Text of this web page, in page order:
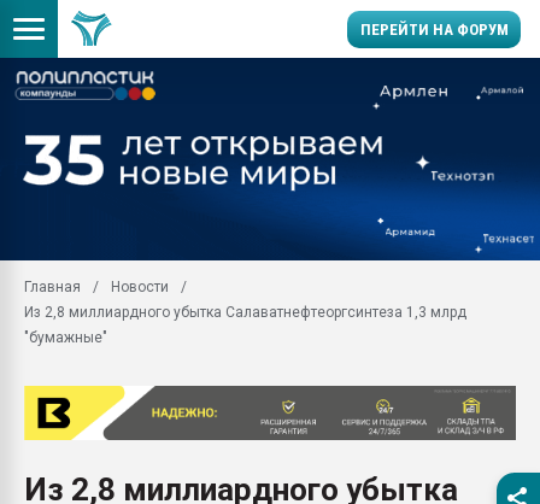
ПЕРЕЙТИ НА ФОРУМ
производство SPC
заводу пластмасс"
28.07.2026
первый план в
28.07.2026
Главная
Новости
Из 2,8 миллиардного убытка Салаватнефтеоргсинтеза 1,3 млрд
"бумажные"
Из 2,8 миллиардного убытка